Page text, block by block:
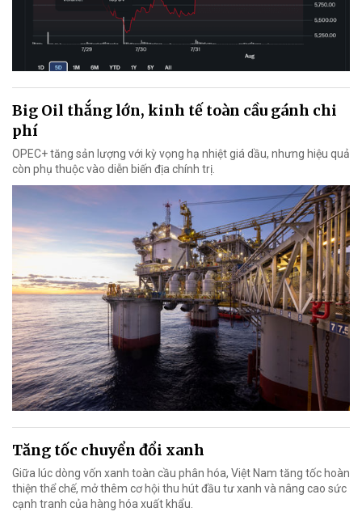
Big Oil thắng lớn, kinh tế toàn cầu gánh chi
phí
OPEC+ tăng sản lượng với kỳ vọng hạ nhiệt giá dầu, nhưng hiệu quả
còn phụ thuộc vào diễn biến địa chính trị.
Tăng tốc chuyển đổi xanh
Giữa lúc dòng vốn xanh toàn cầu phân hóa, Việt Nam tăng tốc hoàn
thiện thể chế, mở thêm cơ hội thu hút đầu tư xanh và nâng cao sức
cạnh tranh của hàng hóa xuất khẩu.